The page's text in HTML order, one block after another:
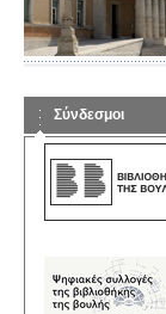
Σύνδεσμοι